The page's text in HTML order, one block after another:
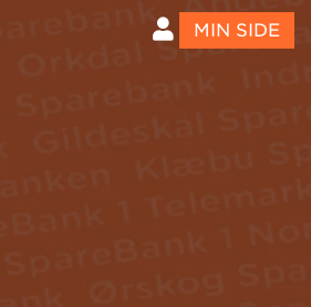
MIN SIDE